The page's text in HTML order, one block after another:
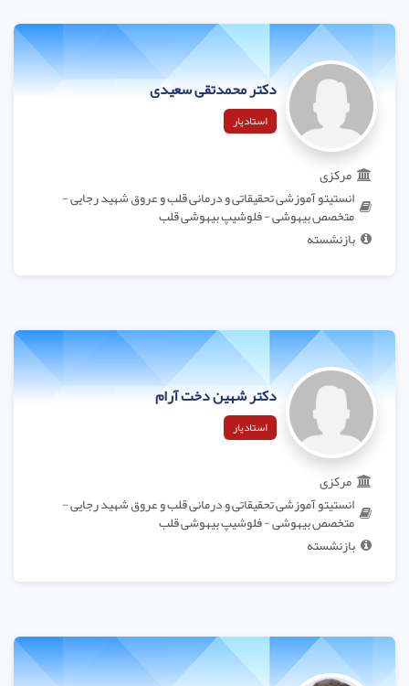
دکتر محمدتقی سعیدی
استادیار
مرکزی
انستیتو آموزشی تحقیقاتی و درمانی قلب و عروق شهید رجایی -
متخصص بیهوشی - فلوشیپ بیهوشی قلب
بازنشسته
دکتر شهین دخت آرام
استادیار
مرکزی
انستیتو آموزشی تحقیقاتی و درمانی قلب و عروق شهید رجایی -
متخصص بیهوشی - فلوشیپ بیهوشی قلب
بازنشسته